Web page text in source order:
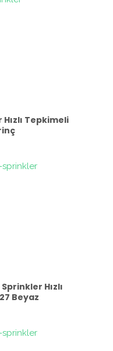
Tepkimeli
Hızlı
Beyaz